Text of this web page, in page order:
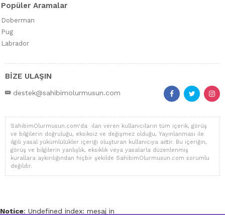
Popüler Aramalar
Doberman
Pug
Labrador
BİZE ULAŞIN
destek@sahibimolurmusun.com
SahibimOlurmusun.com'da ilan veren kullanıcıların tüm içerik, görüş
ve bilgilerin doğruluğu, eksiksiz ve değişmez olduğu, Yayınlanması ile
ilgili yasal yükümlülükler içeriği oluşturan kullanıcıya aittir. Bu içeriğin,
görüş ve bilgilerin yanlışlık, eksiklik veya yasalarla düzenlenmiş
kurallara aykırılığından hiçbir şekilde SahibimOlurmusun.com sorumlu
değildir.
Notice: Undefined index: mesaj in